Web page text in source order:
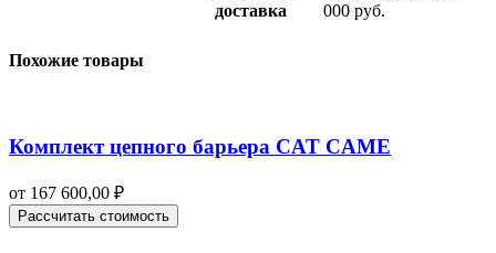
доставка
000 руб.
Похожие товары
Комплект цепного барьера CAT CAME
от 167 600,00 ₽
Рассчитать стоимость